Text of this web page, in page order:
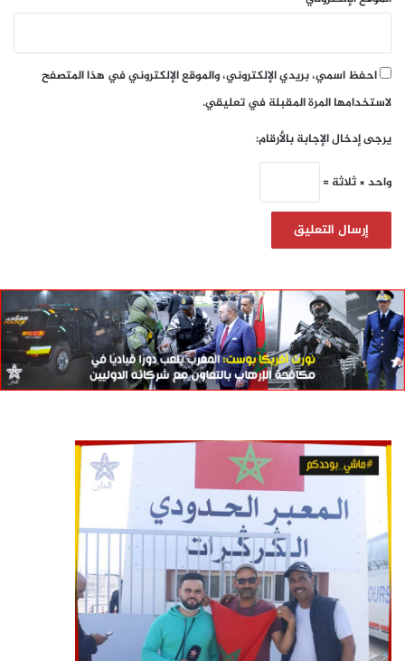
احفظ اسمي، بريدي الإلكتروني، والموقع الإلكتروني في هذا المتصفح
لاستخدامها المرة المقبلة في تعليقي.
يرجى إدخال الإجابة بالأرقام:
واحد × ثلاثة =